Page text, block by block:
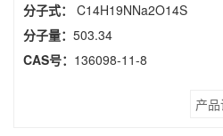
分子式： C14H19NNa2O14S
分子量： 503.34
CAS号： 136098-11-8
产